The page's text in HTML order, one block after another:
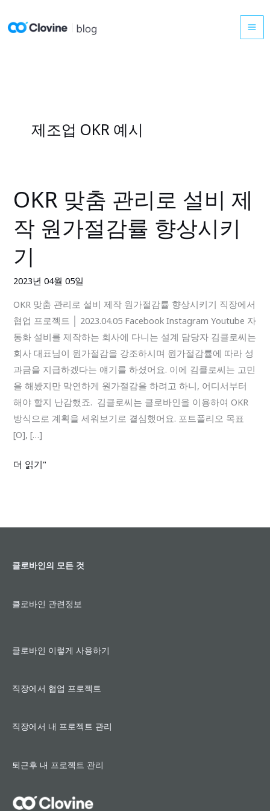
텐
제조업 OKR 예시
OKR 맞춤 관리로 설비 제
작 원가절감률 향상시키
기
2023년 04월 05일
OKR 맞춤 관리로 설비 제작 원가절감률 향상시키기 직장에서
협업 프로젝트 │ 2023.04.05 Facebook Instagram Youtube 자
동화 설비를 제작하는 회사에 다니는 설계 담당자 김클로씨는
회사 대표님이 원가절감을 강조하시며 원가절감률에 따라 성
과금을 지급하겠다는 얘기를 하셨어요. 이에 김클로씨는 고민
을 해봤지만 막연하게 원가절감을 하려고 하니, 어디서부터
해야 할지 난감했죠. 김클로씨는 클로바인을 이용하여 OKR
방식으로 계획을 세워보기로 결심했어요. 포트폴리오 목표
[O], […]
OKR
맞
춤
리
비
제
작
원
가
절
감
률
향
시
더 읽기"
클로바인의 모든 것
클로바인 관련정보
클로바인 이렇게 사용하기
직장에서 협업 프로젝트
직장에서 내 프로젝트 관리
퇴근후 내 프로젝트 관리